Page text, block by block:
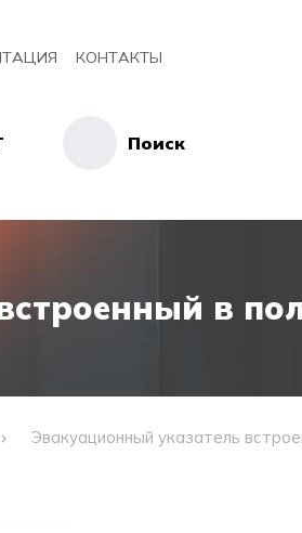
КОНТАКТЫ
Поиск
в
Эвакуационный указатель